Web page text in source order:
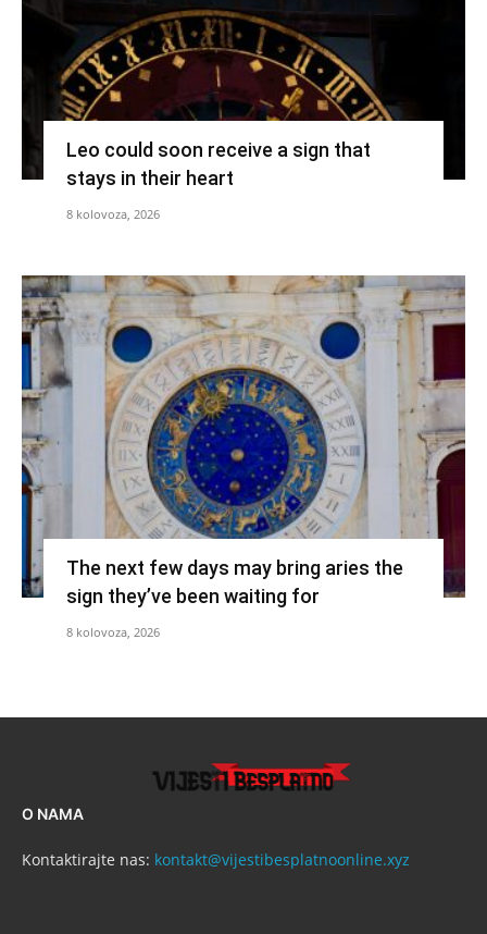
Leo could soon receive a sign that
stays in their heart
8 kolovoza, 2026
The next few days may bring aries the
sign they’ve been waiting for
8 kolovoza, 2026
O NAMA
Kontaktirajte nas: kontakt@vijestibesplatnoonline.xyz